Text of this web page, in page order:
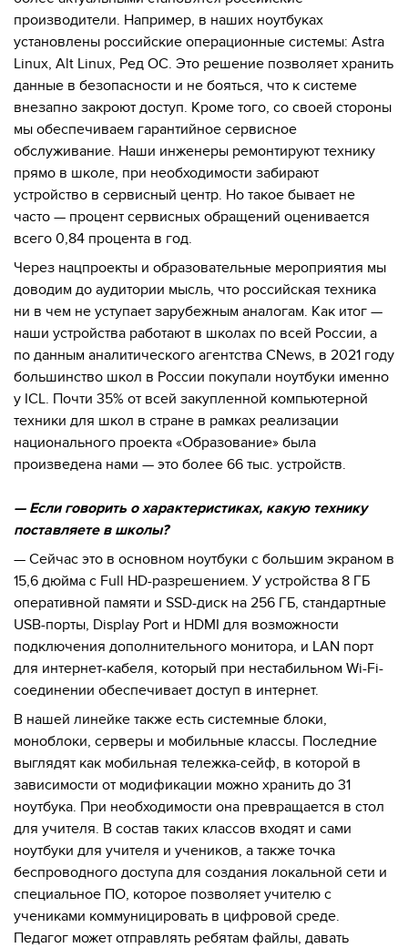
производители. Например, в наших ноутбуках
установлены российские операционные системы: Astra
Linux, Alt Linux, Ред ОС. Это решение позволяет хранить
данные в безопасности и не бояться, что к системе
внезапно закроют доступ. Кроме того, со своей стороны
мы обеспечиваем гарантийное сервисное
обслуживание. Наши инженеры ремонтируют технику
прямо в школе, при необходимости забирают
устройство в сервисный центр. Но такое бывает не
часто — процент сервисных обращений оценивается
всего 0,84 процента в год.
Через нацпроекты и образовательные мероприятия мы
доводим до аудитории мысль, что российская техника
ни в чем не уступает зарубежным аналогам. Как итог —
наши устройства работают в школах по всей России, а
по данным аналитического агентства CNews, в 2021 году
большинство школ в России покупали ноутбуки именно
у ICL. Почти 35% от всей закупленной компьютерной
техники для школ в стране в рамках реализации
национального проекта «Образование» была
произведена нами — это более 66 тыс. устройств.
— Если говорить о характеристиках, какую технику
поставляете в школы?
— Сейчас это в основном ноутбуки с большим экраном в
15,6 дюйма с Full HD-разрешением. У устройства 8 ГБ
оперативной памяти и SSD-диск на 256 ГБ, стандартные
USB-порты, Display Port и HDMI для возможности
подключения дополнительного монитора, и LAN порт
для интернет-кабеля, который при нестабильном Wi-Fi-
соединении обеспечивает доступ в интернет.
В нашей линейке также есть системные блоки,
моноблоки, серверы и мобильные классы. Последние
выглядят как мобильная тележка-сейф, в которой в
зависимости от модификации можно хранить до 31
ноутбука. При необходимости она превращается в стол
для учителя. В состав таких классов входят и сами
ноутбуки для учителя и учеников, а также точка
беспроводного доступа для создания локальной сети и
специальное ПО, которое позволяет учителю с
учениками коммуницировать в цифровой среде.
Педагог может отправлять ребятам файлы, давать